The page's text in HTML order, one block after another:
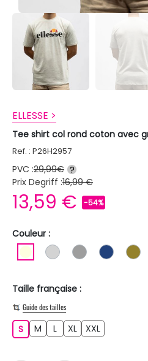
ELLESSE >
Tee shirt col rond coton avec
Ref. : P26H2957
PVC :29,99€ ?
Prix Degriff :16,99 €
13,59 € -54%
Couleur :
BLANC ECRU
GRIS CLAIR
GRIS BLEU
Taille française :
Guide des tailles
SS M L XL XXL